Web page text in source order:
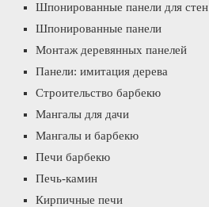
Шпонированные панели для стен
Шпонированные панели
Монтаж деревянных панелей
Панели: имитация дерева
Строительство барбекю
Мангалы для дачи
Мангалы и барбекю
Печи барбекю
Печь-камин
Кирпичные печи